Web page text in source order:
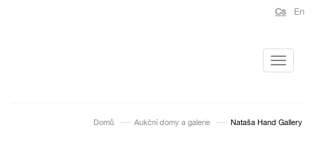
Cs En
Toggle
Domů Aukční domy a galerie Nataša Hand Gallery